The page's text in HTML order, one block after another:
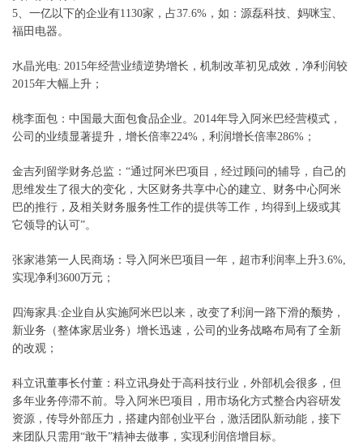
5、一亿以下的企业有1130家，占37.6%，如：源磊科技、妈咪宝、
福田电器。
水晶光电: 2015年经营业绩逆势增长，机制改革初见成效，净利润较
2015年大幅上升；
桃李面包： 中国最大面包食品企业。2014年导入阿米巴经营模式，
公司的业绩显著提升，增长倍率224%，利润增长倍率286%；
金吉列留学财务总监： “通过阿米巴项目，经过顾问的辅导，自己的
思维发生了很大的变化，大区财务共享中心的建立、财务中心阿米
巴的推行，及相关财务服务性工作的提供等工作，均得到上级或其
它领导的认可”。
张家港第一人民商场： 导入阿米巴项目一年，超市利润率上升3.6%,
实现净利3600万元；
四海家具:企业自从实施阿米巴以来，改变了利润一路下滑的颓势，
新业务（整体家居业务）增长迅速，公司的业务战略布局有了全新
的改观；
科立讯董事长付董： 科立讯身处于高科技行业，外部机会很多，但
多年业务停滞不前。导入阿米巴项目，用市场化方式整合内容研发
资源，传导外部压力，搭建内部创业平台，激活团队新动能，接下
来团队只需用“敢干”精神去做事，实现利润倍增目标。